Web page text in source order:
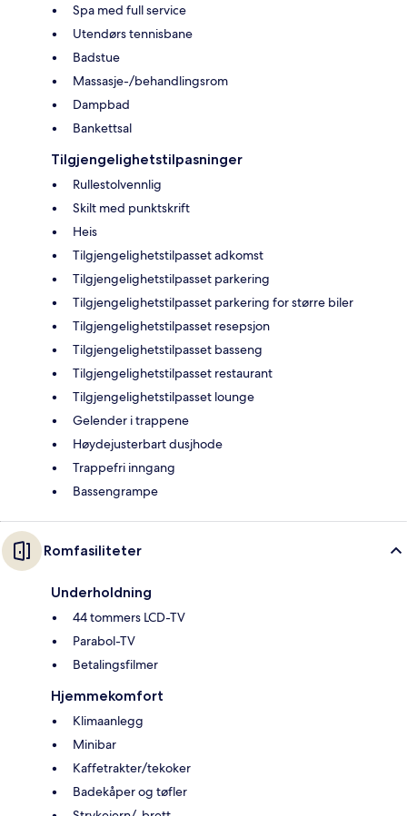
Spa med full service
Utendørs tennisbane
Badstue
Massasje-/behandlingsrom
Dampbad
Bankettsal
Tilgjengelighetstilpasninger
Rullestolvennlig
Skilt med punktskrift
Heis
Tilgjengelighetstilpasset adkomst
Tilgjengelighetstilpasset parkering
Tilgjengelighetstilpasset parkering for større biler
Tilgjengelighetstilpasset resepsjon
Tilgjengelighetstilpasset basseng
Tilgjengelighetstilpasset restaurant
Tilgjengelighetstilpasset lounge
Gelender i trappene
Høydejusterbart dusjhode
Trappefri inngang
Bassengrampe
Romfasiliteter
Underholdning
44 tommers LCD-TV
Parabol-TV
Betalingsfilmer
Hjemmekomfort
Klimaanlegg
Minibar
Kaffetrakter/tekoker
Badekåper og tøfler